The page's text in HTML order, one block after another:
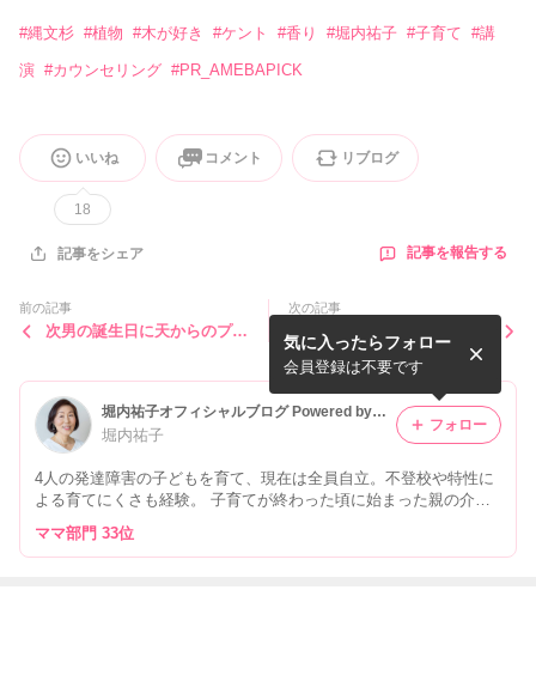
#縄文杉 #植物 #木が好き #ケント #香り #堀内祐子 #子育て #講
演 #カウンセリング #PR_AMEBAPICK
いいね
18
コメント リブログ
記事をシェア 記事を報告する
前の記事
次男の誕生日に天からのプレ
次の記事
滑って転んで激しく打ち付け
た足のその後
堀内祐子オフィシャルブログ Powered by Ameba
堀内祐子
4人の発達障害の子どもを育て、現在は全員自立。不登校や特性に
よる育てにくさも経験。 子育てが終わった頃に始まった親の介
護。その一つ一つを、力を抜いてゆるむことで楽しく乗り越えまし
た。 「ゆるみ方が分からないよ〜」という方、ぜひ読んでみてく
気に入ったらフォロー
会員登録は不要です
フォロー
ママ部門 33位